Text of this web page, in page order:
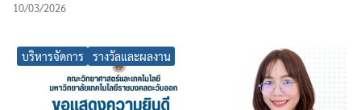
10/03/2026
บริหารจัดการ รางวัลและผลงาน